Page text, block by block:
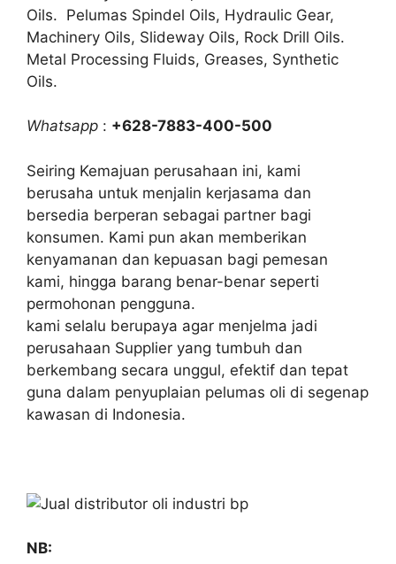
Oils. Pelumas Spindel Oils, Hydraulic Gear,
Machinery Oils, Slideway Oils, Rock Drill Oils.
Metal Processing Fluids, Greases, Synthetic
Oils.
Whatsapp : +628-7883-400-500
Seiring Kemajuan perusahaan ini, kami
berusaha untuk menjalin kerjasama dan
bersedia berperan sebagai partner bagi
konsumen. Kami pun akan memberikan
kenyamanan dan kepuasan bagi pemesan
kami, hingga barang benar-benar seperti
permohonan pengguna.
kami selalu berupaya agar menjelma jadi
perusahaan Supplier yang tumbuh dan
berkembang secara unggul, efektif dan tepat
guna dalam penyuplaian pelumas oli di segenap
kawasan di Indonesia.
NB: